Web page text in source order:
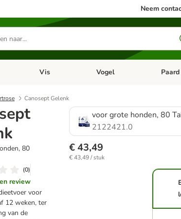
Neem
ApotheekOpen categorie menu: Kleine dieren
Vis Open categorie menu: Vis
Vogel Open
Paard
Canosept Gelenk
80
(0)
review
voor
12 weken, ter
van de
voor grote honden, 80
2122421.0
€ 43,49
€ 43,49 / stuk